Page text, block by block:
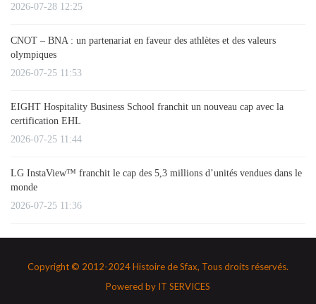
2026-07-28 12:25
CNOT – BNA : un partenariat en faveur des athlètes et des valeurs
olympiques
2026-07-25 11:53
EIGHT Hospitality Business School franchit un nouveau cap avec la
certification EHL
2026-07-25 11:44
LG InstaView™ franchit le cap des 5,3 millions d’unités vendues dans le
monde
2026-07-25 11:36
Copyright © 2012-2024 Histoire de Sfax, Tous droits réservés.
Powered by IT SERVICES